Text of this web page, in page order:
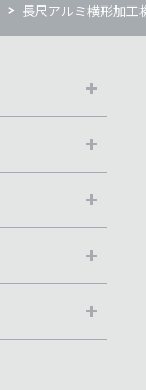
長尺アルミ横形加